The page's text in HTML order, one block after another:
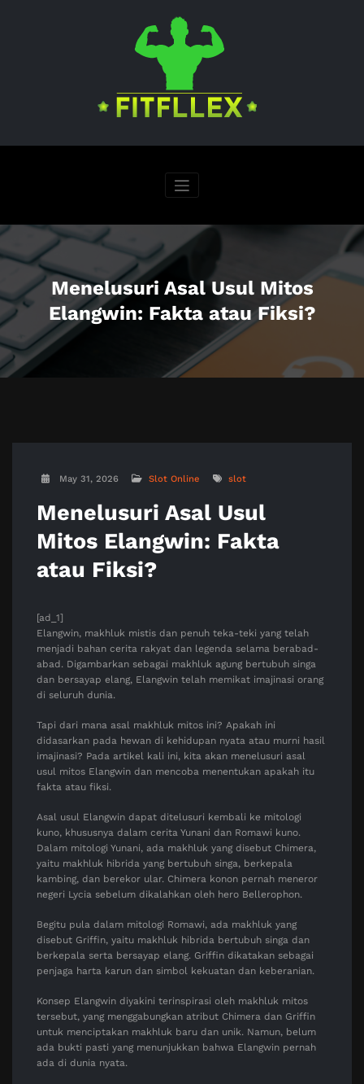
Menelusuri Asal Usul Mitos
Elangwin: Fakta atau Fiksi?
May 31, 2026 Slot Online slot
Menelusuri Asal Usul
Mitos Elangwin: Fakta
atau Fiksi?
[ad_1]
Elangwin, makhluk mistis dan penuh teka-teki yang telah
menjadi bahan cerita rakyat dan legenda selama berabad-
abad. Digambarkan sebagai makhluk agung bertubuh singa
dan bersayap elang, Elangwin telah memikat imajinasi orang
di seluruh dunia.
Tapi dari mana asal makhluk mitos ini? Apakah ini
didasarkan pada hewan di kehidupan nyata atau murni hasil
imajinasi? Pada artikel kali ini, kita akan menelusuri asal
usul mitos Elangwin dan mencoba menentukan apakah itu
fakta atau fiksi.
Asal usul Elangwin dapat ditelusuri kembali ke mitologi
kuno, khususnya dalam cerita Yunani dan Romawi kuno.
Dalam mitologi Yunani, ada makhluk yang disebut Chimera,
yaitu makhluk hibrida yang bertubuh singa, berkepala
kambing, dan berekor ular. Chimera konon pernah meneror
negeri Lycia sebelum dikalahkan oleh hero Bellerophon.
Begitu pula dalam mitologi Romawi, ada makhluk yang
disebut Griffin, yaitu makhluk hibrida bertubuh singa dan
berkepala serta bersayap elang. Griffin dikatakan sebagai
penjaga harta karun dan simbol kekuatan dan keberanian.
Konsep Elangwin diyakini terinspirasi oleh makhluk mitos
tersebut, yang menggabungkan atribut Chimera dan Griffin
untuk menciptakan makhluk baru dan unik. Namun, belum
ada bukti pasti yang menunjukkan bahwa Elangwin pernah
ada di dunia nyata.